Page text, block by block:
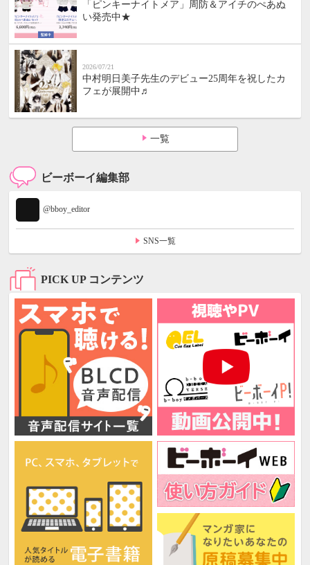
「ピンキーナイトメア」周防＆アイチのぺあぬ
い発売中★
2026/07/21
中村明日美子先生のデビュー25周年を祝したカ
フェが展開中♬
一覧
ビーボーイ編集部
@bboy_editor
SNS一覧
PICK UP コンテンツ